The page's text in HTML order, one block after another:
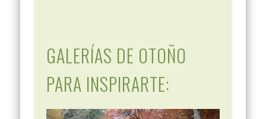
GALERÍAS DE OTOÑO
PARA INSPIRARTE: